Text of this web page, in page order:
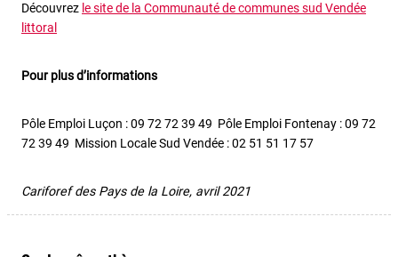
Découvrez le site de la Communauté de communes sud Vendée
littoral
Pour plus d’informations
Pôle Emploi Luçon : 09 72 72 39 49 Pôle Emploi Fontenay : 09 72
72 39 49 Mission Locale Sud Vendée : 02 51 51 17 57
Cariforef des Pays de la Loire, avril 2021